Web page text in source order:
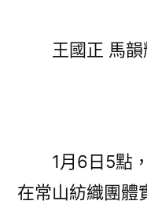
王國正 馬韻
1月6日5點，
在常山紡織團體